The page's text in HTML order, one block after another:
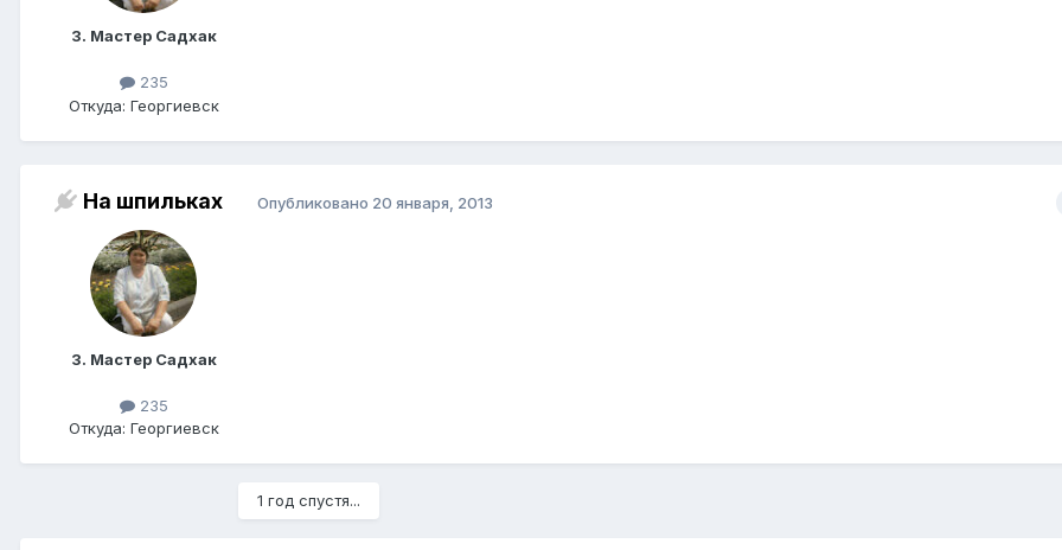
3. Мастер Садхак
235
Откуда: Георгиевск
На шпильках
3. Мастер Садхак
235
Откуда: Георгиевск
Опубликовано 20 января, 2013
1 год спустя...